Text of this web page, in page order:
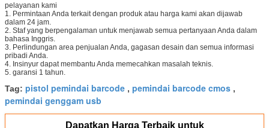
pelayanan kami
1. Permintaan Anda terkait dengan produk atau harga kami akan dijawab
dalam 24 jam.
2. Staf yang berpengalaman untuk menjawab semua pertanyaan Anda dalam
bahasa Inggris.
3. Perlindungan area penjualan Anda, gagasan desain dan semua informasi
pribadi Anda.
4. Insinyur dapat membantu Anda memecahkan masalah teknis.
5. garansi 1 tahun.
Tag: pistol pemindai barcode , pemindai barcode cmos ,
pemindai genggam usb
Dapatkan Harga Terbaik untuk